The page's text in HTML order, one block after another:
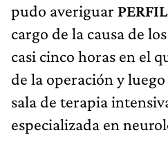
pudo averiguar
cargo de la causa de
casi cinco horas en el
de la operación y
sala de terapia
especializada en